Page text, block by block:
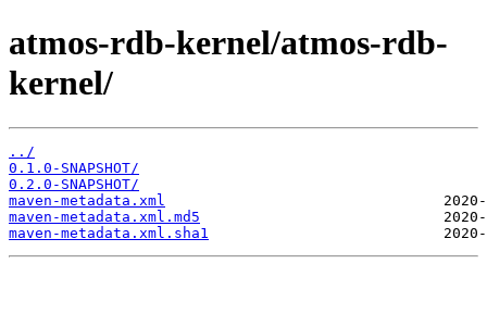
atmos-rdb-kernel/atmos-rdb-
kernel/
../
0.1.0-SNAPSHOT/
0.2.0-SNAPSHOT/
maven-metadata.xml
maven-metadata.xml.md5
maven-metadata.xml.sha1